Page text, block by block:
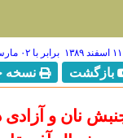
بازگشت نسخه
نان و آزادی